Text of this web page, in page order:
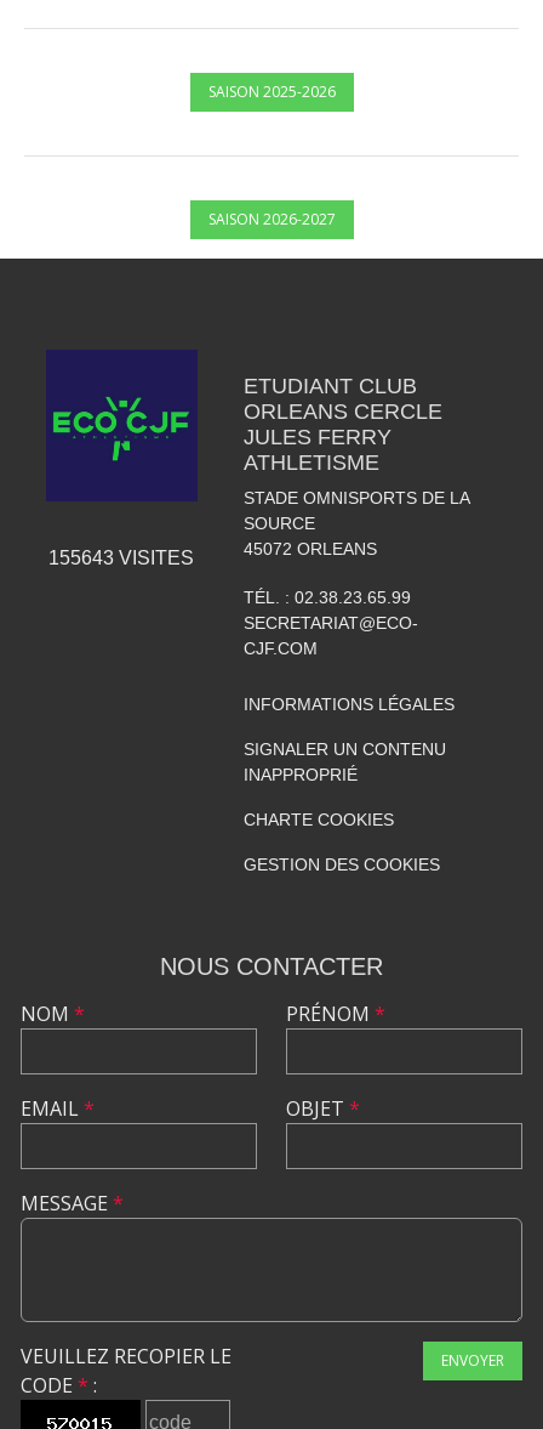
SAISON 2025-2026
SAISON 2026-2027
155643 VISITES
ETUDIANT CLUB
ORLEANS CERCLE
JULES FERRY
ATHLETISME
STADE OMNISPORTS DE LA
SOURCE
45072 ORLEANS
TÉL. : 02.38.23.65.99
SECRETARIAT@ECO-
CJF.COM
INFORMATIONS LÉGALES
SIGNALER UN CONTENU
INAPPROPRIÉ
CHARTE COOKIES
GESTION DES COOKIES
NOUS CONTACTER
NOM *
EMAIL*
PRÉNOM *
OBJET *
MESSAGE *
VEUILLEZ RECOPIER LE
CODE * :
ENVOYER